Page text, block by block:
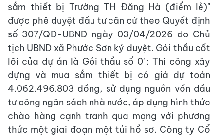
sắm thiết bị Trường TH Đăng Hà (điểm lẻ)"
được phê duyệt đầu tư căn cứ theo Quyết định
số 307/QĐ-UBND ngày 03/04/2026 do Chủ
tịch UBND xã Phước Sơn ký duyệt. Gói thầu cốt
lõi của dự án là Gói thầu số 01: Thi công xây
dựng và mua sắm thiết bị có giá dự toán
4.062.496.803 đồng, sử dụng nguồn vốn đầu
tư công ngân sách nhà nước, áp dụng hình thức
chào hàng cạnh tranh qua mạng với phương
thức một giai đoạn một túi hồ sơ. Công ty Cổ